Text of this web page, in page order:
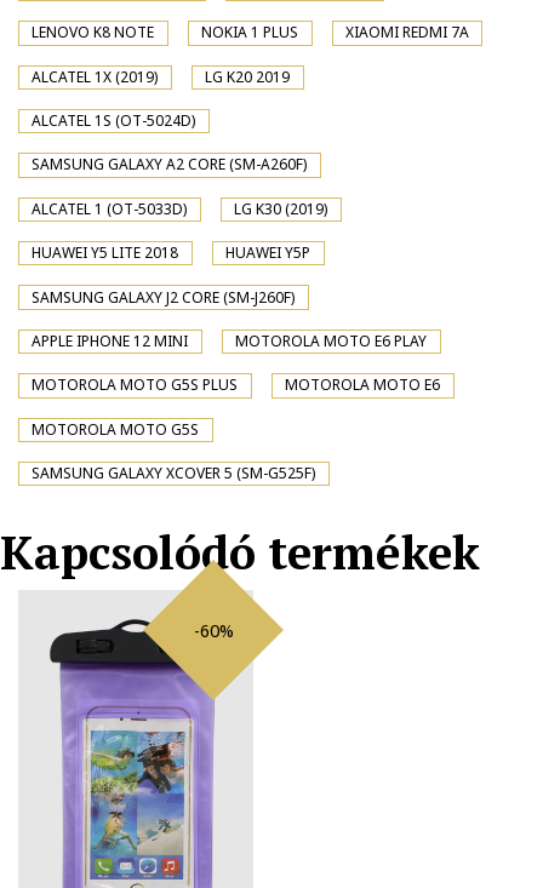
LENOVO K8 NOTE NOKIA 1 PLUS XIAOMI REDMI 7A
ALCATEL 1X (2019) LG K20 2019
ALCATEL 1S (OT-5024D)
SAMSUNG GALAXY A2 CORE (SM-A260F)
ALCATEL 1 (OT-5033D) LG K30 (2019)
HUAWEI Y5 LITE 2018 HUAWEI Y5P
SAMSUNG GALAXY J2 CORE (SM-J260F)
APPLE IPHONE 12 MINI MOTOROLA MOTO E6 PLAY
MOTOROLA MOTO G5S PLUS MOTOROLA MOTO E6
MOTOROLA MOTO G5S
SAMSUNG GALAXY XCOVER 5 (SM-G525F)
Kapcsolódó termékek
-60%